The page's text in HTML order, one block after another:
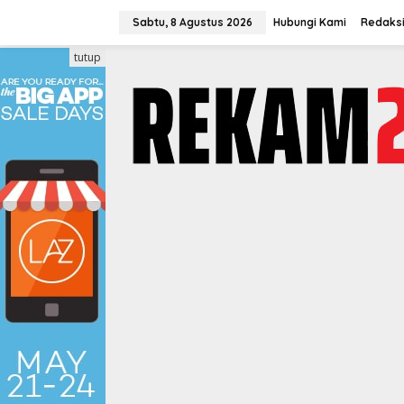
konten
Sabtu, 8 Agustus 2026 Hubungi Kami Redaksi
tutup